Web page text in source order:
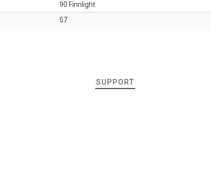
90 Finnlight
57
SUPPORT